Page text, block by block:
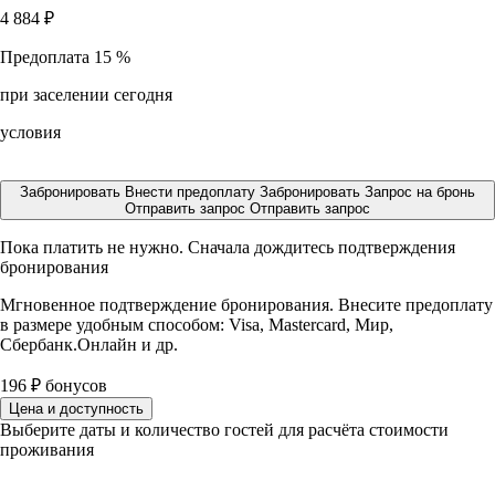
4 884 ₽
Предоплата 15 %
при заселении сегодня
условия
Забронировать Внести предоплату Забронировать Запрос на бронь
Отправить запрос Отправить запрос
Пока платить не нужно. Сначала дождитесь подтверждения
бронирования
Мгновенное подтверждение бронирования. Внесите предоплату
в размере удобным способом: Visa, Mastercard, Мир,
Сбербанк.Онлайн и др.
196 ₽ бонусов
Цена и доступность
Выберите даты и количество гостей для расчёта стоимости
проживания